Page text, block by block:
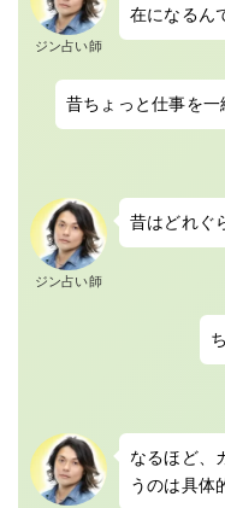
ジン占い師
在になるん
昔ちょっと仕事を一
ジン占い師
昔はどれぐ
なるほど、
うのは具体